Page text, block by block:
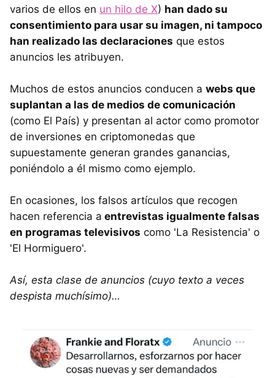
varios de ellos en un hilo de X) han dado su
consentimiento para usar su imagen, ni tampoco
han realizado las declaraciones que estos
anuncios les atribuyen.
Muchos de estos anuncios conducen a webs que
suplantan a las de medios de comunicación
(como El País) y presentan al actor como promotor
de inversiones en criptomonedas que
supuestamente generan grandes ganancias,
poniéndolo a él mismo como ejemplo.
En ocasiones, los falsos artículos que recogen
hacen referencia a entrevistas igualmente falsas
en programas televisivos como 'La Resistencia' o
'El Hormiguero'.
Así, esta clase de anuncios (cuyo texto a veces
despista muchísimo)…